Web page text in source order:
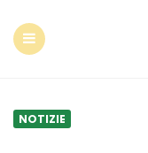
NOTIZIE